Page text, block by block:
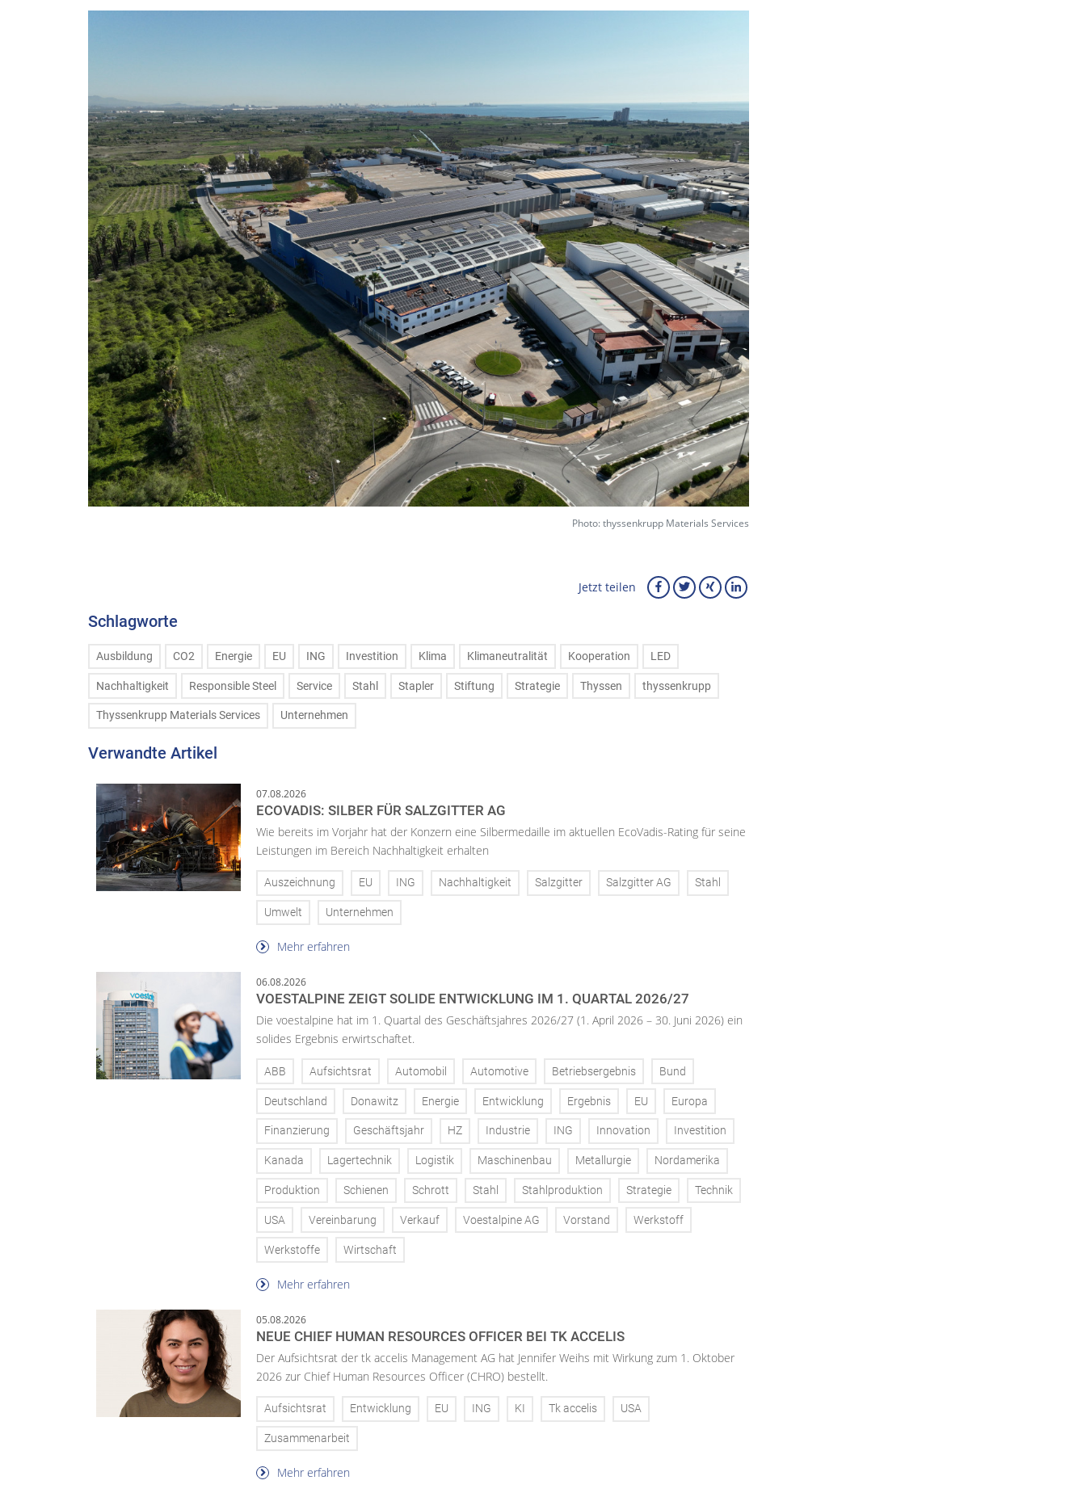
Photo: thyssenkrupp Materials Services
Jetzt teilen
Schlagworte
Ausbildung CO2 Energie EU ING Investition Klima Klimaneutralität Kooperation LED
Nachhaltigkeit Responsible Steel Service Stahl Stapler Stiftung Strategie Thyssen thyssenkrupp
Thyssenkrupp Materials Services Unternehmen
Verwandte Artikel
07.08.2026
ECOVADIS: SILBER FÜR SALZGITTER AG
Wie bereits im Vorjahr hat der Konzern eine Silbermedaille im aktuellen EcoVadis-Rating für seine
Leistungen im Bereich Nachhaltigkeit erhalten
Auszeichnung EU ING Nachhaltigkeit Salzgitter Salzgitter AG Stahl
Umwelt Unternehmen
Mehr erfahren
06.08.2026
VOESTALPINE ZEIGT SOLIDE ENTWICKLUNG IM 1. QUARTAL 2026/27
Die voestalpine hat im 1. Quartal des Geschäftsjahres 2026/27 (1. April 2026 – 30. Juni 2026) ein
solides Ergebnis erwirtschaftet.
ABB Aufsichtsrat Automobil Automotive Betriebsergebnis Bund
Deutschland Donawitz Energie Entwicklung Ergebnis EU Europa
Finanzierung Geschäftsjahr HZ Industrie ING Innovation Investition
Kanada Lagertechnik Logistik Maschinenbau Metallurgie Nordamerika
Produktion Schienen Schrott Stahl Stahlproduktion Strategie Technik
USA Vereinbarung Verkauf Voestalpine AG Vorstand Werkstoff
Werkstoffe Wirtschaft
Mehr erfahren
05.08.2026
NEUE CHIEF HUMAN RESOURCES OFFICER BEI TK ACCELIS
Der Aufsichtsrat der tk accelis Management AG hat Jennifer Weihs mit Wirkung zum 1. Oktober
2026 zur Chief Human Resources Officer (CHRO) bestellt.
Aufsichtsrat Entwicklung EU ING KI Tk accelis USA
Zusammenarbeit
Mehr erfahren